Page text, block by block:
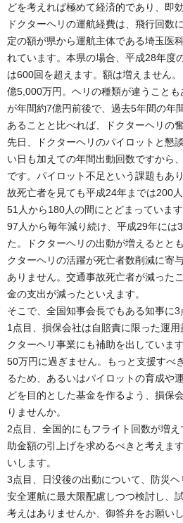
どを考えれば極めて経済的であり、即
ドクターヘリの運航経費は、飛行回数
定の額が県から運航主体である埼玉医
れています。本県の場合、平成28年度
は600回を超えます。額は増えません
億5,000万円。ヘリの種類が違うこと
が年間約7億円前後で、過去5年間の年
あることと比べれば、ドクターヘリの
先日、ドクターヘリのパイロットと懇
い日も加えての年間出動回数ですから
です。パイロット不足という課題もあ
故死亡者を見ても平成24年までは200
51人から180人の間にとどまっていま
97人から毎年減り続け、平成29年には
た。ドクターヘリの出動が増えるとと
クターヘリの活躍が死亡者数削減に寄
ありません。交通事故死亡者が減った
金の支出が減ったといえます。
そこで、全国知事会長でもある知事に3
1点目、損保会社は自賠責に限った運
クターヘリ事業にも補助を出していま
50万円に過ぎません。もっと支援すべ
るため、あるいはパイロットの育成や
どを目的とした基金を作るよう、損保
りませんか。
2点目、全国的にもフライト回数が増
助金額の引上げを求めるべきと考えま
いします。
3点目、日没後の出動について、防災
安全運航に最大限配慮しつつ検討し、
考えはありませんか、御答弁をお願いし